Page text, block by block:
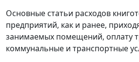
Основные статьи расходов
предприятий, как и ранее,
занимаемых помещений, оплату
коммунальные и транспортные